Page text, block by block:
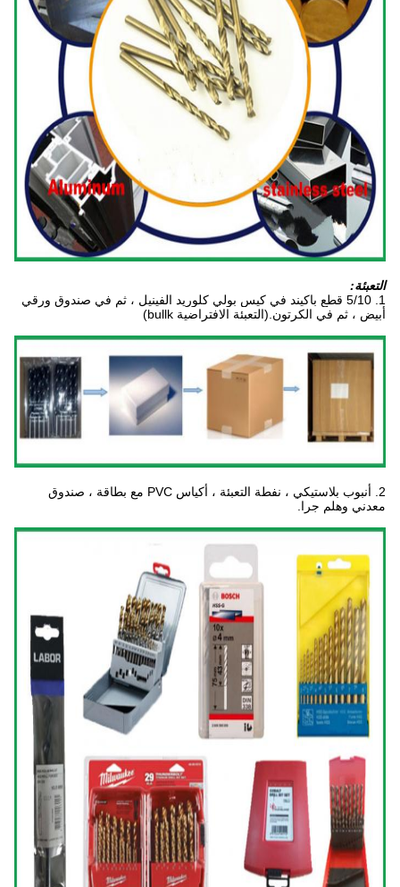
التعبئة:
1. 5/10 قطع باكيند في كيس بولي كلوريد الفينيل ، ثم في صندوق ورقي
أبيض ، ثم في الكرتون.(التعبئة الافتراضية bullk)
2. أنبوب بلاستيكي ، نفطة التعبئة ، أكياس PVC مع بطاقة ، صندوق
معدني وهلم جرا.